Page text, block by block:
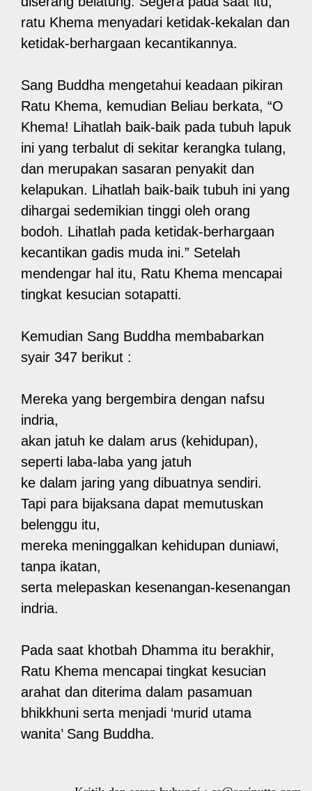
ratu Khema menyadari ketidak-kekalan dan
ketidak-berhargaan kecantikannya.
Sang Buddha mengetahui keadaan pikiran
Ratu Khema, kemudian Beliau berkata, “O
Khema! Lihatlah baik-baik pada tubuh lapuk
ini yang terbalut di sekitar kerangka tulang,
dan merupakan sasaran penyakit dan
kelapukan. Lihatlah baik-baik tubuh ini yang
dihargai sedemikian tinggi oleh orang
bodoh. Lihatlah pada ketidak-berhargaan
kecantikan gadis muda ini.” Setelah
mendengar hal itu, Ratu Khema mencapai
tingkat kesucian sotapatti.
Kemudian Sang Buddha membabarkan
syair 347 berikut :
Mereka yang bergembira dengan nafsu
indria,
akan jatuh ke dalam arus (kehidupan),
seperti laba-laba yang jatuh
ke dalam jaring yang dibuatnya sendiri.
Tapi para bijaksana dapat memutuskan
belenggu itu,
mereka meninggalkan kehidupan duniawi,
tanpa ikatan,
serta melepaskan kesenangan-kesenangan
indria.
Pada saat khotbah Dhamma itu berakhir,
Ratu Khema mencapai tingkat kesucian
arahat dan diterima dalam pasamuan
bhikkhuni serta menjadi ‘murid utama
wanita’ Sang Buddha.